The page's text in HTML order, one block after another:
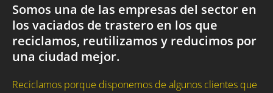
Somos una de las empresas del sector en
los vaciados de trastero en los que
reciclamos, reutilizamos y reducimos por
una ciudad mejor.
Reciclamos porque disponemos de algunos clientes que